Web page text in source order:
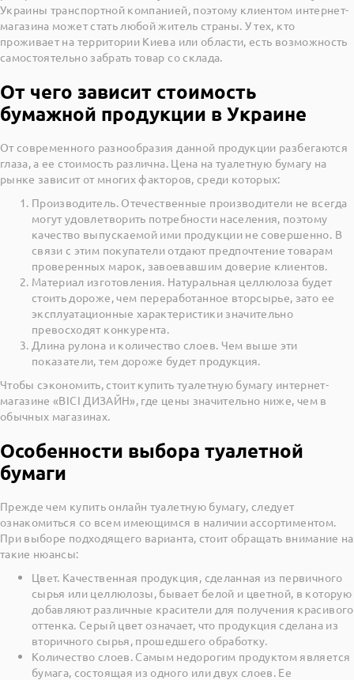
Украины транспортной компанией, поэтому клиентом интернет-
магазина может стать любой житель страны. У тех, кто
проживает на территории Киева или области, есть возможность
самостоятельно забрать товар со склада.
От чего зависит стоимость
бумажной продукции в Украине
От современного разнообразия данной продукции разбегаются
глаза, а ее стоимость различна. Цена на туалетную бумагу на
рынке зависит от многих факторов, среди которых:
Производитель. Отечественные производители не всегда
могут удовлетворить потребности населения, поэтому
качество выпускаемой ими продукции не совершенно. В
связи с этим покупатели отдают предпочтение товарам
проверенных марок, завоевавшим доверие клиентов.
Материал изготовления. Натуральная целлюлоза будет
стоить дороже, чем переработанное вторсырье, зато ее
эксплуатационные характеристики значительно
превосходят конкурента.
Длина рулона и количество слоев. Чем выше эти
показатели, тем дороже будет продукция.
Чтобы сэкономить, стоит купить туалетную бумагу интернет-
магазине «ВІСІ ДИЗАЙН», где цены значительно ниже, чем в
обычных магазинах.
Особенности выбора туалетной
бумаги
Прежде чем купить онлайн туалетную бумагу, следует
ознакомиться со всем имеющимся в наличии ассортиментом.
При выборе подходящего варианта, стоит обращать внимание на
такие нюансы:
Цвет. Качественная продукция, сделанная из первичного
сырья или целлюлозы, бывает белой и цветной, в которую
добавляют различные красители для получения красивого
оттенка. Серый цвет означает, что продукция сделана из
вторичного сырья, прошедшего обработку.
Количество слоев. Самым недорогим продуктом является
бумага, состоящая из одного или двух слоев. Ее